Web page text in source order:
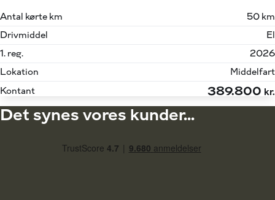
Antal kørte km
50 km
Drivmiddel
El
1. reg.
2026
Lokation
Middelfart
Kontant
389.800 kr.
Det synes vores kunder...